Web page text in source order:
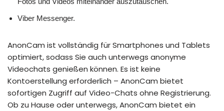
Viber Messenger.
AnonCam ist vollständig für Smartphones und Tablets
optimiert, sodass Sie auch unterwegs anonyme
Videochats genießen können. Es ist keine
Kontoerstellung erforderlich – AnonCam bietet
sofortigen Zugriff auf Video-Chats ohne Registrierung.
Ob zu Hause oder unterwegs, AnonCam bietet ein